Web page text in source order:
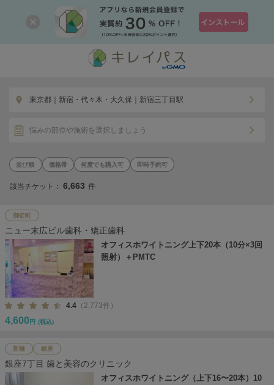
東京都｜新宿・代々木・大久保｜新宿三丁目駅
悩みの部位や施術を選択しましょう
価格帯 何度でも購入可 即時予約可
該当チケット： 6,663 件
御徒町
ニュー末広ビル歯科・矯正歯科
オフィスホワイトニング上下20本（10分×3回
照射）＋PMTC
4.4 （2,773件）
4,600 円 (税込)
新橋 銀座
銀座7丁目 歯と美容のクリニック
オフィスホワイトニング（上下16〜20本）10